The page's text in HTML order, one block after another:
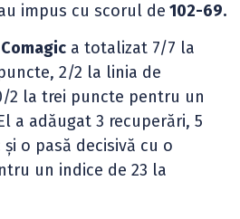
impus cu scorul de 102-69.
Comagic a totalizat 7/7 la
2/2 la linia de
2 la trei puncte pentru un
a adăugat 3 recuperări, 5
o pasă decisivă cu o
un indice de 23 la